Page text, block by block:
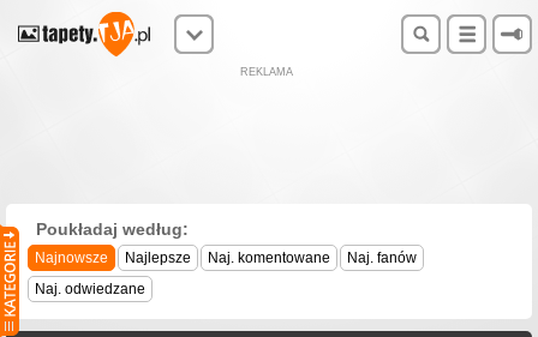
REKLAMA
Poukładaj według:
Najnowsze Najlepsze Naj. komentowane
Naj. fanów
Naj. odwiedzane